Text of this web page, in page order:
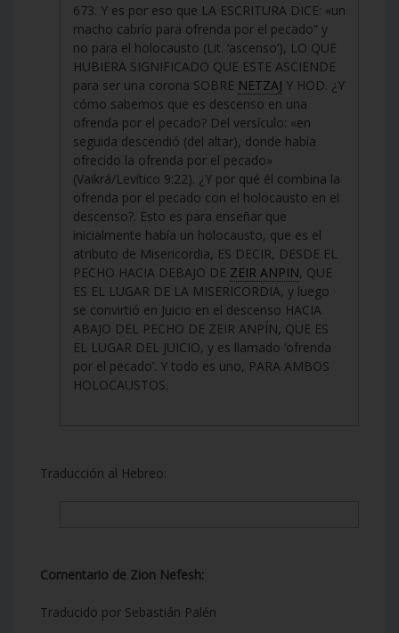
673. Y es por eso que LA ESCRITURA DICE: «un
macho cabrío para ofrenda por el pecado” y
no para el holocausto (Lit. ‘ascenso’), LO QUE
HUBIERA SIGNIFICADO QUE ESTE ASCIENDE
para ser una corona SOBRE NETZAJ Y HOD. ¿Y
cómo sabemos que es descenso en una
ofrenda por el pecado? Del versículo: «en
seguida descendió (del altar), donde había
ofrecido la ofrenda por el pecado»
(Vaikrá/Levítico 9:22). ¿Y por qué él combina la
ofrenda por el pecado con el holocausto en el
descenso?. Esto es para enseñar que
inicialmente había un holocausto, que es el
atributo de Misericordia, ES DECIR, DESDE EL
PECHO HACIA DEBAJO DE ZEIR ANPIN, QUE
ES EL LUGAR DE LA MISERICORDIA, y luego
se convirtió en Juicio en el descenso HACIA
ABAJO DEL PECHO DE ZEIR ANPÍN, QUE ES
EL LUGAR DEL JUICIO, y es llamado ‘ofrenda
por el pecado’. Y todo es uno, PARA AMBOS
HOLOCAUSTOS.
Traducción al Hebreo:
Comentario de Zion Nefesh:
Traducido por Sebastián Palén